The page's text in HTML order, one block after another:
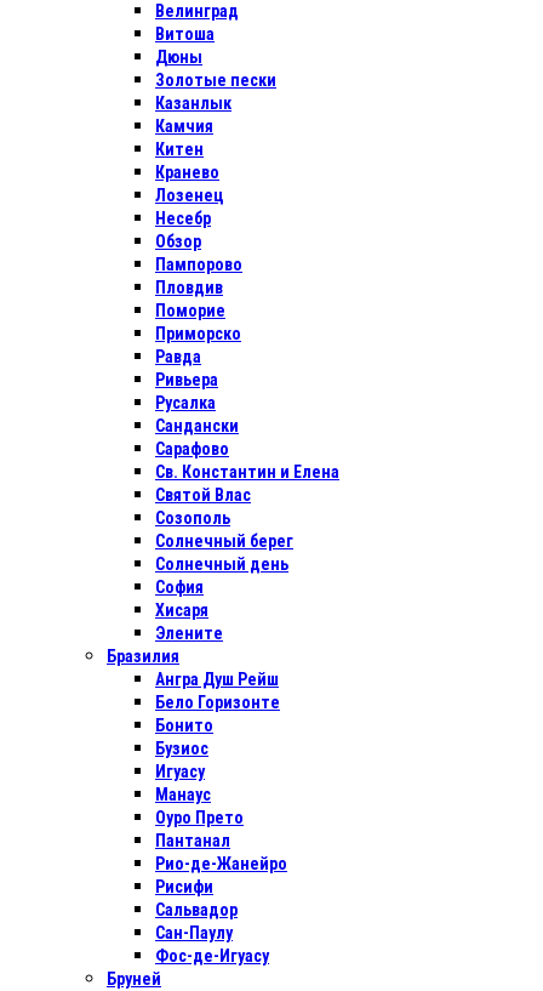
Велинград
Витоша
Дюны
Золотые пески
Казанлык
Камчия
Китен
Кранево
Лозенец
Несебр
Обзор
Пампорово
Пловдив
Поморие
Приморско
Равда
Ривьера
Русалка
Сандански
Сарафово
Св. Константин и Елена
Святой Влас
Созополь
Солнечный берег
Солнечный день
София
Хисаря
Элените
Бразилия
Ангра Душ Рейш
Бело Горизонте
Бонито
Бузиос
Игуасу
Манаус
Оуро Прето
Пантанал
Рио-де-Жанейро
Рисифи
Сальвадор
Сан-Паулу
Фос-де-Игуасу
Бруней